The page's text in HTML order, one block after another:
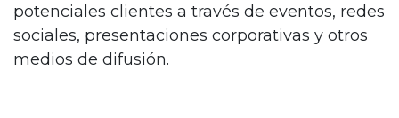
potenciales clientes a través de eventos, redes
sociales, presentaciones corporativas y otros
medios de difusión.